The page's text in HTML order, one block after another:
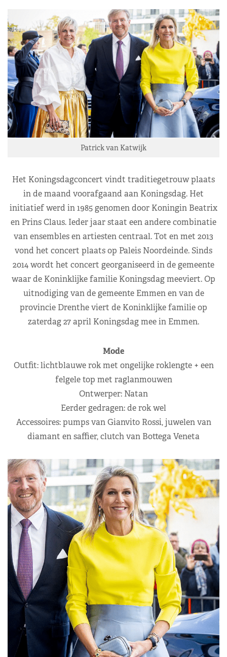
Patrick van Katwijk
Het Koningsdagconcert vindt traditiegetrouw plaats
in de maand voorafgaand aan Koningsdag. Het
initiatief werd in 1985 genomen door Koningin Beatrix
en Prins Claus. Ieder jaar staat een andere combinatie
van ensembles en artiesten centraal. Tot en met 2013
vond het concert plaats op Paleis Noordeinde. Sinds
2014 wordt het concert georganiseerd in de gemeente
waar de Koninklijke familie Koningsdag meeviert. Op
uitnodiging van de gemeente Emmen en van de
provincie Drenthe viert de Koninklijke familie op
zaterdag 27 april Koningsdag mee in Emmen.
Mode
Outfit: lichtblauwe rok met ongelijke roklengte + een
felgele top met raglanmouwen
Ontwerper: Natan
Eerder gedragen: de rok wel
Accessoires: pumps van Gianvito Rossi, juwelen van
diamant en saffier, clutch van Bottega Veneta